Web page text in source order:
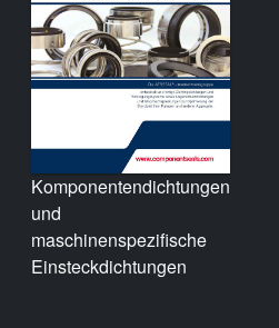
Komponentendichtungen
und
maschinenspezifische
Einsteckdichtungen